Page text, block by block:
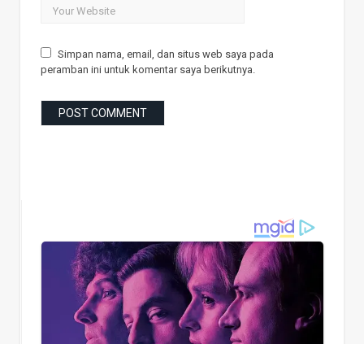
Simpan nama, email, dan situs web saya pada
peramban ini untuk komentar saya berikutnya.